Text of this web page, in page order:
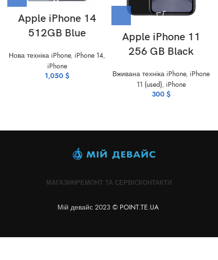
Apple iPhone 14
512GB Blue
Нова техніка iPhone, iPhone 14,
iPhone
1,050 $
Apple iPhone 11
256 GB Black
Вживана техніка iPhone, iPhone
11 (used), iPhone
300 $
МАГАЗИНРЕМОНТ ТА СЕРВІСКОНТАКТИ
Мій девайс 2023 © POINT.TE.UA